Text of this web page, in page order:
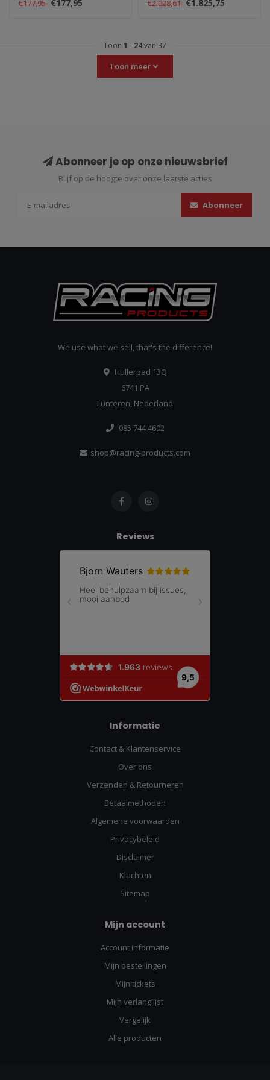
verminderen en..
€177,95 €177,95
tuningproces van het u..
€2.028,61 €1.825,75
Toon 1 - 24van 37
Toon meer
Abonneer je op onze nieuwsbrief
Blijf op de hoogte over onze laatste acties
Abonneer
We use what we sell, that's the difference!
Hullerpad 13Q
6741 PA
Lunteren, Nederland
085 744 4602
shop@racing-products.com
Reviews
Informatie
Contact & Klantenservice
Over ons
Verzenden & Retourneren
Betaalmethoden
Algemene voorwaarden
Privacybeleid
Disclaimer
Klachten
Sitemap
Mijn account
Account informatie
Mijn bestellingen
Mijn tickets
Mijn verlanglijst
Vergelijk
Alle producten